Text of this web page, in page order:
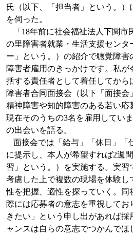
氏（以下、「担当者」という。
を伺った。
「 18年前に社会福祉法人下関市
の里障害者就業・生活支援センタ
ー」という。）の紹介で聴覚障
障害者雇用のきっかけです。私が
括する責任者として着任してから
障害者合同面接会（以下「面接会
精神障害や知的障害のある若い応
現在そのうちの3名を雇用してい
の出会いを語る。
面接会では「給与」「休日」「
に提示し、本人が希望すれば2週
習」という。）を実施する。実習
考慮した上で複数の現場を体験し
性を把握、適性を探っていく。同
際には応募者の意志を重視して
きたい」という申し出があれば
ャンスは自らの意志でつかんでほ